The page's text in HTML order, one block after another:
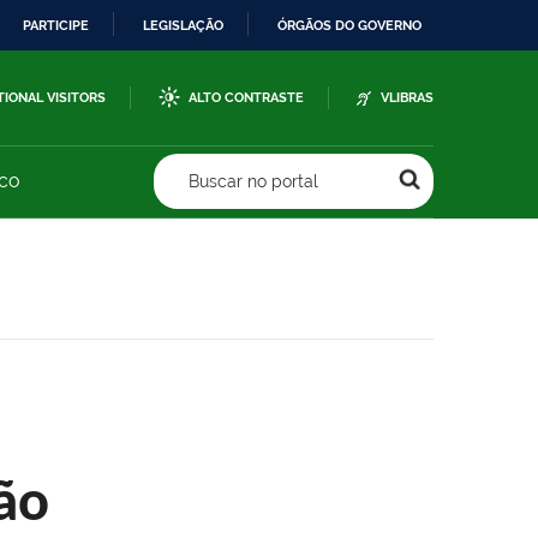
PARTICIPE LEGISLAÇÃO ÓRGÃOS DO GOVERNO
VISITORS ALTO CONTRASTE VLIBRAS
Buscar no portal